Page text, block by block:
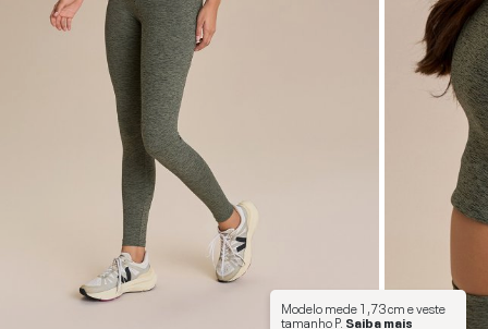
Modelo mede1,73 cme veste
tamanhoP. Saiba mais